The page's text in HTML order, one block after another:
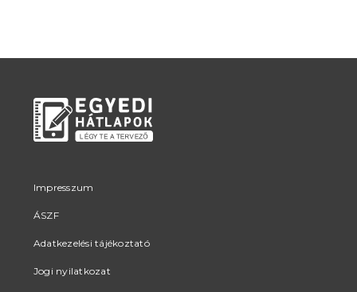
Impresszum
ÁSZF
Adatkezelési tájékoztató
Jogi nyilatkozat